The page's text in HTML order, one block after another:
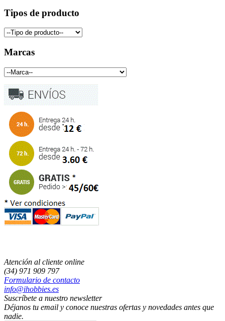
Tipos de producto
Marcas
Atención al cliente online
(34) 971 909 797
Formulario de contacto
info@ihobbies.es
Suscríbete a nuestro newsletter
Déjanos tu email y conoce nuestras ofertas y novedades antes que
nadie.